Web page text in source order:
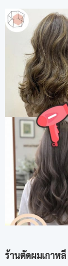
ร้านตัดผมเกาหลี